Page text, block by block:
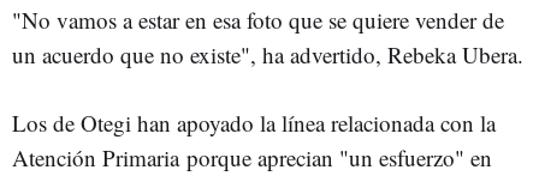
"No vamos a estar en esa foto que se quiere vender de
un acuerdo que no existe", ha advertido, Rebeka Ubera.
Los de Otegi han apoyado la línea relacionada con la
Atención Primariaporque aprecian "un esfuerzo" en